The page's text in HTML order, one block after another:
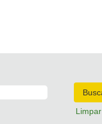
Limpar